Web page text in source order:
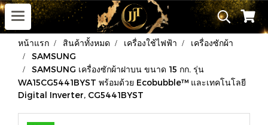
หน้าแรก สินค้าทั้งหมด เครื่องใช้ไฟฟ้า
เครื่องซักผ้า
SAMSUNG
SAMSUNG เครื่องซักผ้าฝาบน ขนาด 15 กก. รุ่น
WA15CG5441BYST พร้อมด้วย Ecobubble™ และเทคโนโลยี
Digital Inverter, CG5441BYST